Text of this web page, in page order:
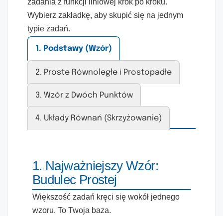
zadania z funkcji liniowej krok po kroku.
Wybierz zakładkę, aby skupić się na jednym
typie zadań.
1. Podstawy (Wzór)
2. Proste Równoległe i Prostopadłe
3. Wzór z Dwóch Punktów
4. Układy Równań (Skrzyżowanie)
1. Najważniejszy Wzór:
Budulec Prostej
Większość zadań kręci się wokół jednego
wzoru. To Twoja baza.